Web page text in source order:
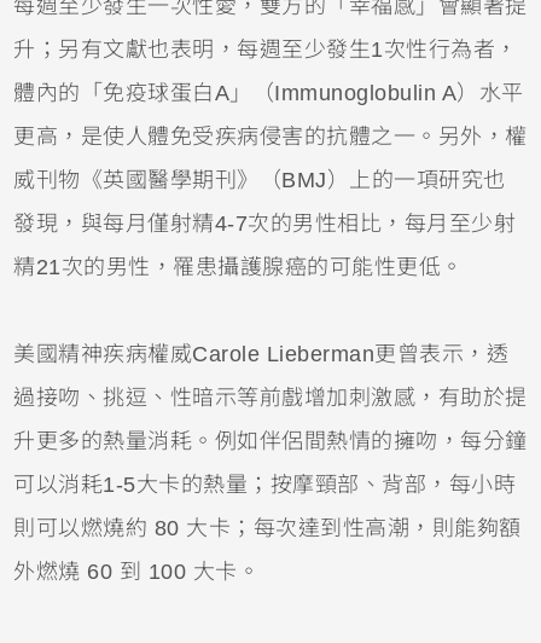
每週至少發生一次性愛，雙方的「幸福感」會顯著提
升；另有文獻也表明，每週至少發生1次性行為者，
體內的「免疫球蛋白A」（Immunoglobulin A）水平
更高，是使人體免受疾病侵害的抗體之一。另外，權
威刊物《英國醫學期刊》（BMJ）上的一項研究也
發現，與每月僅射精4-7次的男性相比，每月至少射
精21次的男性，罹患攝護腺癌的可能性更低。
美國精神疾病權威Carole Lieberman更曾表示，透
過接吻、挑逗、性暗示等前戲增加刺激感，有助於提
升更多的熱量消耗。例如伴侶間熱情的擁吻，每分鐘
可以消耗1-5大卡的熱量；按摩頸部、背部，每小時
則可以燃燒約 80 大卡；每次達到性高潮，則能夠額
外燃燒 60 到 100 大卡。